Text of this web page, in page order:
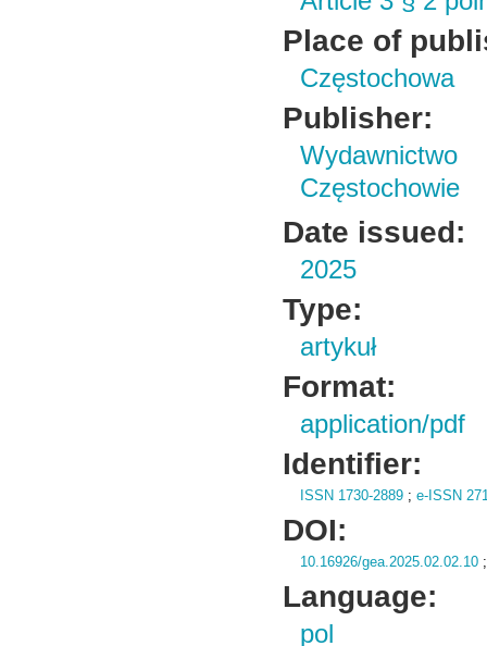
Place of
Częstochowa
Publisher:
Częstochowie
Date issued:
2025
Type:
artykuł
Format:
application/pdf
Identifier:
ISSN 1730-2889 ;e-ISSN
DOI:
10.16926/gea.2025.02.02.10
Language:
pol